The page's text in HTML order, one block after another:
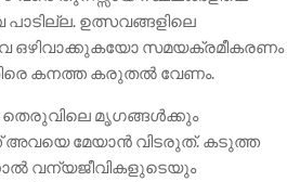
ഉത്സവങ്ങളിലെ
ഒഴിവാക്കുകയോ സമയക്രമീകരണം
കനത്ത കരുതൽ വേണം.
തെരുവിലെ മൃഗങ്ങൾക്കും
അവയെ മേയാൻ വിടരുത്. കടുത്ത
വന്യജീവികളുടെയും